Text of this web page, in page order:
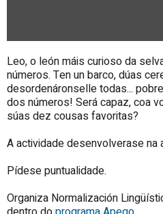
Leo, o león máis curioso da
números. Ten un barco, dúas
desordenáronselle todas...
dos números! Será capaz, coa
súas dez cousas favoritas?
A actividade desenvolverase na
Pídese puntualidade.
Organiza Normalización